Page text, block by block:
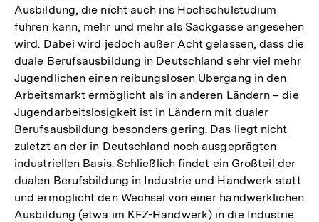
Ausbildung, die nicht auch ins Hochschulstudium
führen kann, mehr und mehr als Sackgasse angesehen
wird. Dabei wird jedoch außer Acht gelassen, dass die
duale Berufsausbildung in Deutschland sehr viel mehr
Jugendlichen einen reibungslosen Übergang in den
Arbeitsmarkt ermöglicht als in anderen Ländern – die
Jugendarbeitslosigkeit ist in Ländern mit dualer
Berufsausbildung besonders gering. Das liegt nicht
zuletzt an der in Deutschland noch ausgeprägten
industriellen Basis. Schließlich findet ein Großteil der
dualen Berufsbildung in Industrie und Handwerk statt
und ermöglicht den Wechsel von einer handwerklichen
Ausbildung (etwa im KFZ-Handwerk) in die Industrie